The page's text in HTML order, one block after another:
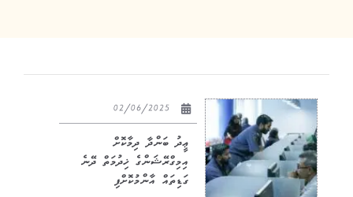
ޢީދު ބަންދާ ދިމާކޮށް
އިމިގްރޭޝަންގެ ޚިދުމަތް ދޭނެ
ގަޑިތައް އާންމުކޮށްފި